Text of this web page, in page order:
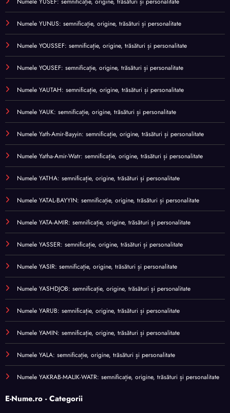
Numele YUNUS: semnificație, origine, trăsături și personalitate
Numele YOUSSEF: semnificație, origine, trăsături și personalitate
Numele YOUSEF: semnificație, origine, trăsături și personalitate
Numele YAUTAH: semnificație, origine, trăsături și personalitate
Numele YAUK: semnificație, origine, trăsături și personalitate
Numele Yath-Amir-Bayyin: semnificație, origine, trăsături și personalitate
Numele Yatha-Amir-Watr: semnificație, origine, trăsături și personalitate
Numele YATHA: semnificație, origine, trăsături și personalitate
Numele YATAL-BAYYIN: semnificație, origine, trăsături și personalitate
Numele YATA-AMIR: semnificație, origine, trăsături și personalitate
Numele YASSER: semnificație, origine, trăsături și personalitate
Numele YASIR: semnificație, origine, trăsături și personalitate
Numele YASHDJOB: semnificație, origine, trăsături și personalitate
Numele YARUB: semnificație, origine, trăsături și personalitate
Numele YAMIN: semnificație, origine, trăsături și personalitate
Numele YALA: semnificație, origine, trăsături și personalitate
Numele YAKRAB-MALIK-WATR: semnificație, origine, trăsături și personalitate
E-Nume.ro - Categorii